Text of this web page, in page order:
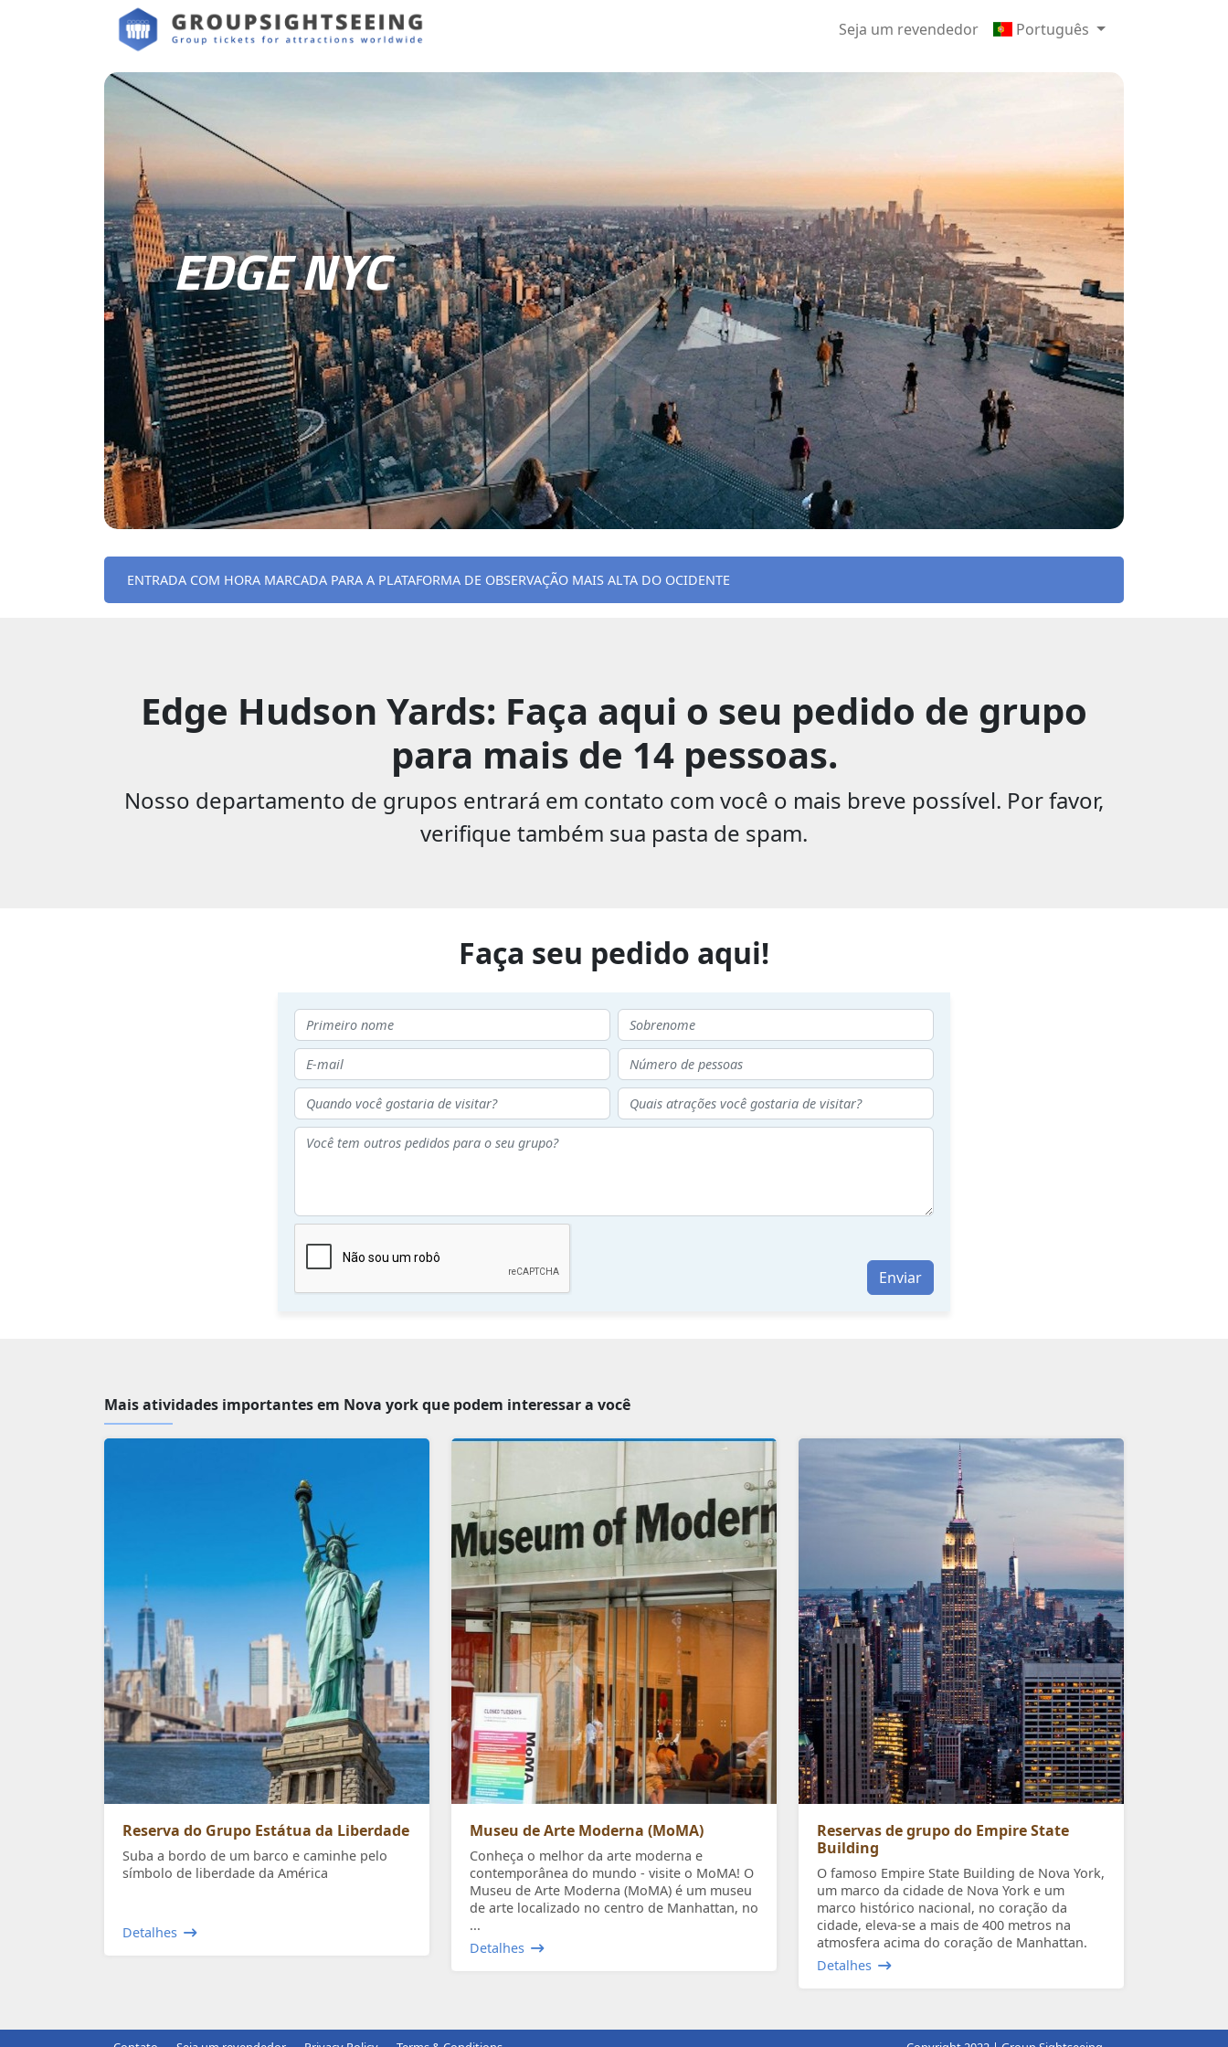
Seja um revendedor Português
EDGE NYC
ENTRADA COM HORA MARCADA PARA A PLATAFORMA DE OBSERVAÇÃO MAIS ALTA DO OCIDENTE
Edge Hudson Yards: Faça aqui o seu pedido de grupo
para mais de 14 pessoas.
Nosso departamento de grupos entrará em contato com você o mais breve possível. Por favor,
verifique também sua pasta de spam.
Faça seu pedido aqui!
Enviar
Mais atividades importantes em Nova york que podem interessar a você
Reserva do Grupo Estátua da Liberdade
Suba a bordo de um barco e caminhe pelo
símbolo de liberdade da América
Detalhes
Museu de Arte Moderna (MoMA)
Conheça o melhor da arte moderna e
contemporânea do mundo - visite o MoMA! O
Museu de Arte Moderna (MoMA) é um museu
de arte localizado no centro de Manhattan, no
...
Detalhes
Reservas de grupo do Empire State
Building
O famoso Empire State Building de Nova York,
um marco da cidade de Nova York e um
marco histórico nacional, no coração da
cidade, eleva-se a mais de 400 metros na
atmosfera acima do coração de Manhattan.
Detalhes